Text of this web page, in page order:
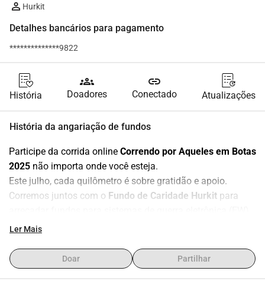
Hurkit
Detalhes bancários para pagamento
**************9822
História
groups
Doadores
link
Conectado Atualizações
História da angariação de fundos
Participe da corrida online Correndo por Aqueles em Botas
2025 não importa onde você esteja.
Este julho, cada quilômetro é sobre gratidão e apoio.
Corremos juntos com o Fundo de Caridade Hurkit para
para a
desativando drones inimigos.
A doação mínima é de £20.
Ler Mais
Doar Partilhar